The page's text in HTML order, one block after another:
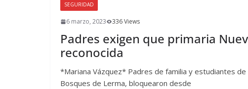
SEGURIDAD
6 marzo, 2023 336 Views
Padres exigen que primaria
reconocida
*Mariana Vázquez* Padres de familia y estudiantes de
Bosques de Lerma, bloquearon desde